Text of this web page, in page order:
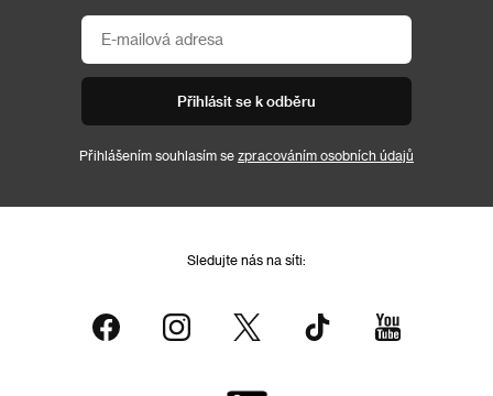
Přihlásit se k odběru
Přihlášením souhlasím se zpracováním osobních údajů
Sledujte nás na síti: